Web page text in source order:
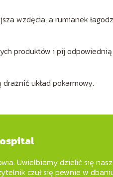
wzdęcia, a rumianek
produktów i pij odpowiednią
układ pokarmowy.
Uwielbiamy dzielić się
czuł się pewnie w